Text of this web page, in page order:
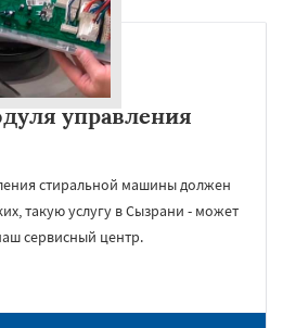
управления
стиральной машины должен
такую услугу в Сызрани - может
сервисный центр.